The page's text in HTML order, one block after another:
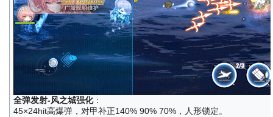
全弹发射-风之城强化：
45×24hit高爆弹，对甲补正140% 90% 70%，人形锁定。